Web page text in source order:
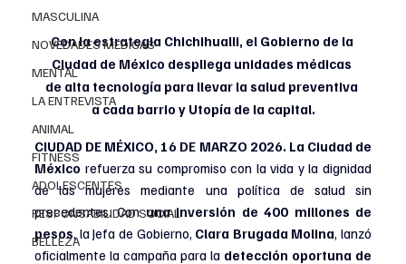
MASCULINA
NOVEDADES MEDICAS
MENTAL
LA ENTREVISTA
ANIMAL
FITNESS
ADOLESCENTES
RESPONSABILIDAD SOCIAL
BELLEZA
Con la estrategia Chichihualli, el Gobierno de la
Ciudad de México despliega unidades médicas
de alta tecnología para llevar la salud preventiva
a cada barrio y Utopía de la capital.
CIUDAD DE MÉXICO, 16 DE MARZO 2026. La Ciudad de
México refuerza su compromiso con la vida y la dignidad
de las mujeres mediante una política de salud sin
precedentes. Con una inversión de 400 millones de
pesos, la Jefa de Gobierno, Clara Brugada Molina, lanzó
oficialmente la campaña para la detección oportuna de